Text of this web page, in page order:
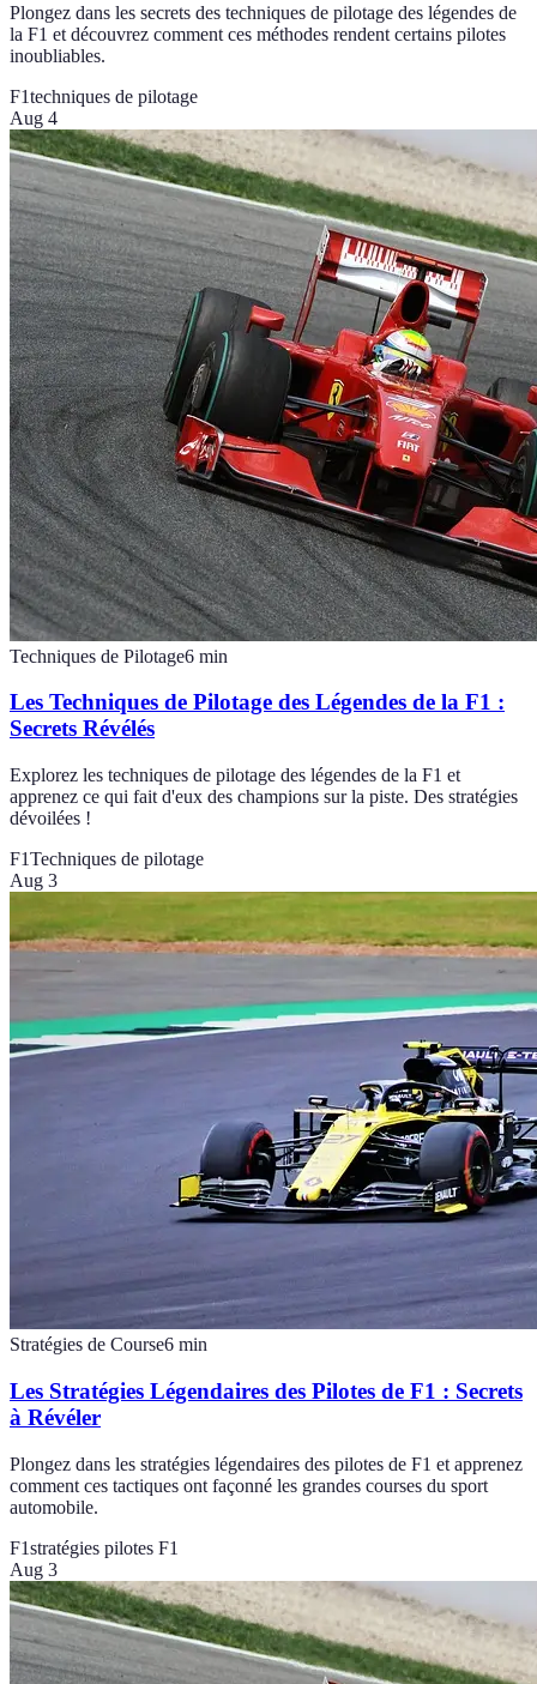
Plongez dans les secrets des techniques de pilotage des légendes de
la F1 et découvrez comment ces méthodes rendent certains pilotes
inoubliables.
F1techniques de pilotage
Aug 4
Techniques de Pilotage6 min
Les Techniques de Pilotage des Légendes de la F1 :
Secrets Révélés
Explorez les techniques de pilotage des légendes de la F1 et
apprenez ce qui fait d'eux des champions sur la piste. Des stratégies
dévoilées !
F1Techniques de pilotage
Aug 3
Stratégies de Course6 min
Les Stratégies Légendaires des Pilotes de F1 : Secrets
à Révéler
Plongez dans les stratégies légendaires des pilotes de F1 et apprenez
comment ces tactiques ont façonné les grandes courses du sport
automobile.
F1stratégies pilotes F1
Aug 3